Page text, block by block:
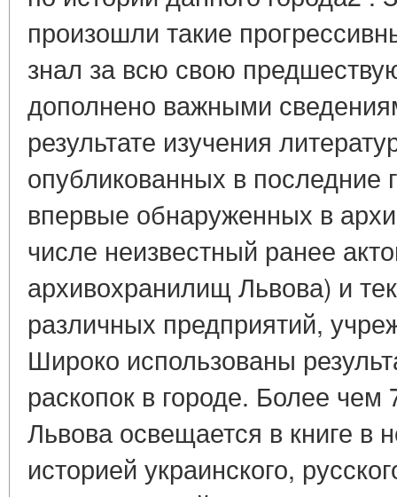
произошли такие
знал за всю свою
дополнено важными
результате изучения
опубликованных в последние
впервые обнаруженных в
числе неизвестный ранее
архивохранилищ Львова) и
различных предприятий,
Широко использованы
раскопок в городе. Более чем
Львова освещается в книге в
историей украинского,